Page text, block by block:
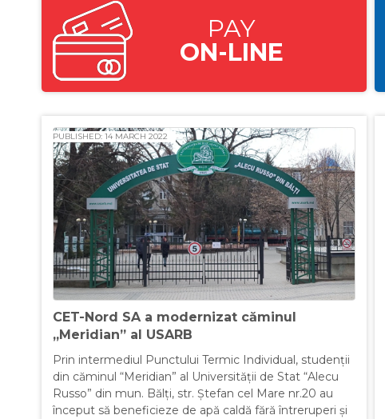
PAY
ON-LINE
CET-Nord SA a modernizat căminul
„Meridian” al USARB
PUBLISHED: 14 MARCH 2022
Prin intermediul Punctului Termic Individual, studenții
din căminul “Meridian” al Universității de Stat “Alecu
Russo” din mun. Bălți, str. Ștefan cel Mare nr.20 au
început să beneficieze de apă caldă fără întreruperi și